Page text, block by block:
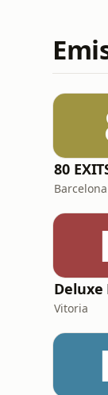
80
Barcelona
Vitoria